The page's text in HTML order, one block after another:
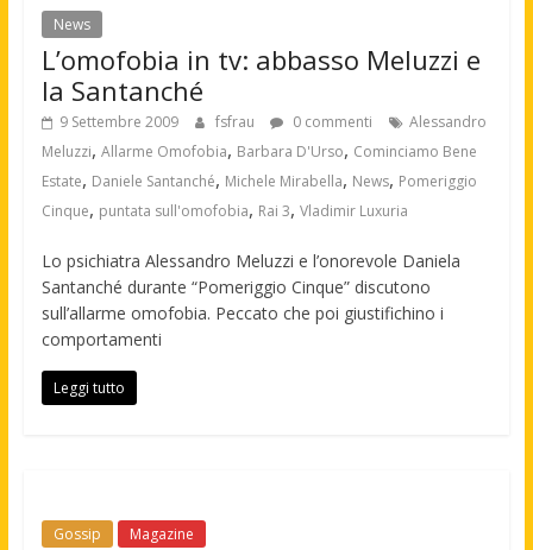
News
L’omofobia in tv: abbasso Meluzzi e
la Santanché
9 Settembre 2009 fsfrau 0 commenti
Alessandro
Meluzzi, Allarme Omofobia, Barbara D'Urso, Cominciamo Bene
Estate, Daniele Santanché, Michele Mirabella, News, Pomeriggio
Cinque, puntata sull'omofobia, Rai 3, Vladimir Luxuria
Lo psichiatra Alessandro Meluzzi e l’onorevole Daniela
Santanché durante “Pomeriggio Cinque” discutono
sull’allarme omofobia. Peccato che poi giustifichino i
comportamenti
Leggi tutto
Gossip Magazine